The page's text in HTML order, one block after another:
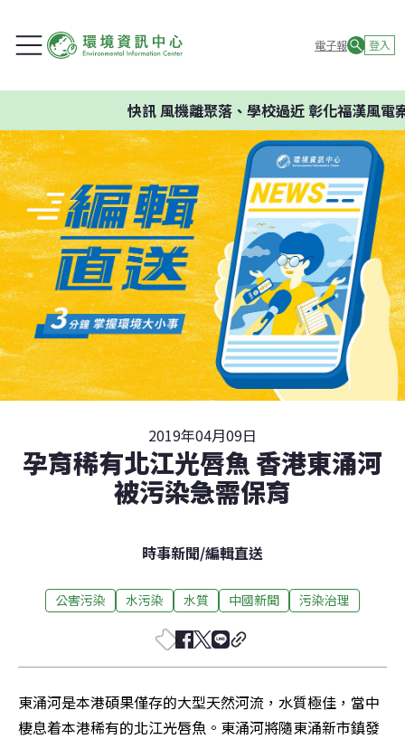
電子報 登入
快訊風機離聚落、學校過近 彰化福漢風電案
2019年04月09日
孕育稀有北江光唇魚 香港東涌河
被污染急需保育
時事新聞/編輯直送
公害污染 水污染 水質 中國新聞 污染治理
東涌河是本港碩果僅存的大型天然河流，水質極佳，當中
棲息着本港稀有的北江光唇魚。東涌河將隨東涌新市鎮發